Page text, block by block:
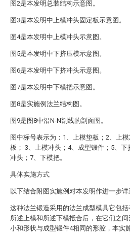
图2是本发明总装结构示意图。
图3是本发明中上模冲头固定板示意图。
图4是本发明中上模冲头示意图。
图5是本发明中下挤压模示意图。
图6是本发明中下挤冲头示意图。
图7是本发明中下模把示意图。
图8是实施例法兰结构图。
图9是图8中沿N-N剖线的剖面图。
图中标号表示为：1、上模垫板；2、上
板； 3、上模冲头；4、成型锻件；5、下
冲头；7、下模把。
具体实施方式
以下结合附图实施例对本发明作进一步详
这种法兰锻造采用的法兰成型模具它包括
所述上模和所述下模抵合后，在它们之
小和形状与成型锻件4相同的形腔，本实